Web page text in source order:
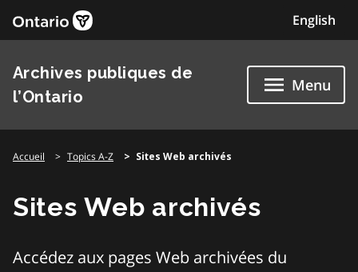
English
Archives publiques de
l’Ontario
Menu
Accueil Topics A-Z Sites Web archivés
Sites Web archivés
Accédez aux pages Web archivées du